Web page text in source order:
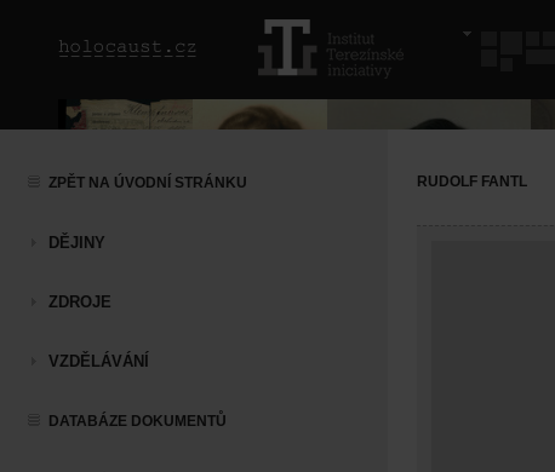
ZPĚT NA ÚVODNÍ STRÁNKU
DĚJINY
ZDROJE
VZDĚLÁVÁNÍ
DATABÁZE DOKUMENTŮ
RUDOLF FANTL